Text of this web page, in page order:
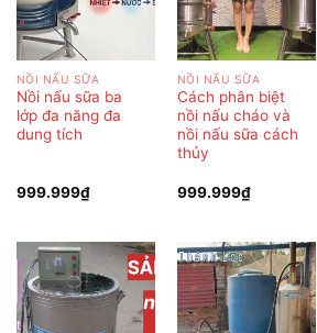
NỒI NẤU SỮA
Nồi nấu sữa ba
lớp đa năng đa
dung tích
999.999₫
NỒI NẤU SỮA
Cách phân biệt
nồi nấu cháo và
nồi nấu sữa cách
thủy
999.999₫